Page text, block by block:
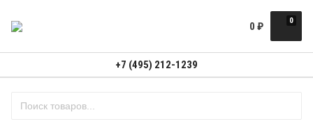
0
0 ₽
+7 (495) 212-1239